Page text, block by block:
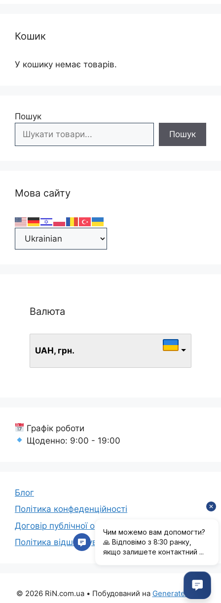
Кошик
У кошику немає товарів.
Пошук
Пошук
Мова сайту
Валюта
UAH, грн.
Графік роботи
Щоденно: 9:00 - 19:00
Блог
Політика конфеденційності
Договір публічної оферти
Політика відшкодування коштів
© 2026 RiN.com.ua• Побудований на GeneratePress